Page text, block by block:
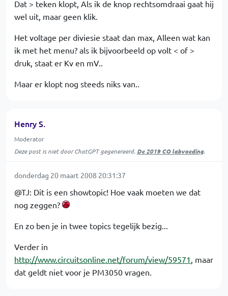
Dat > teken klopt, Als ik de knop rechtsomdraai gaat hij
wel uit, maar geen klik.
Het voltage per diviesie staat dan max, Alleen wat kan
ik met het menu? als ik bijvoorbeeld op volt < of >
druk, staat er Kv en mV..
Maar er klopt nog steeds niks van..
Henry S.
Moderator
Deze post is niet door ChatGPT gegenereerd. De 2019 CO labvoeding.
donderdag 20 maart 2008 20:31:37
@TJ: Dit is een showtopic! Hoe vaak moeten we dat
nog zeggen?
En zo ben je in twee topics tegelijk bezig...
Verder in
http://www.circuitsonline.net/forum/view/59571 , maar
dat geldt niet voor je PM3050 vragen.